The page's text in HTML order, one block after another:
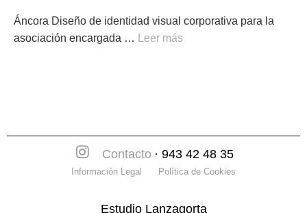
Áncora Diseño de identidad visual corporativa para la
asociación encargada …
Leer más
Contacto · 943 42 48 35
Información Legal Política de Cookies
Estudio Lanzagorta